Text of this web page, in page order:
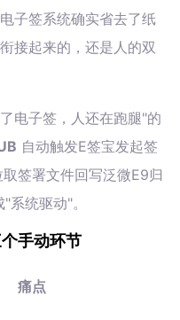
子签系统确实省去了纸
接起来的，还是人的双
电子签，人还在跑腿"的
自动触发E签宝发起签
取签署文件回写泛微E9归
统驱动"。
手动环节
痛点